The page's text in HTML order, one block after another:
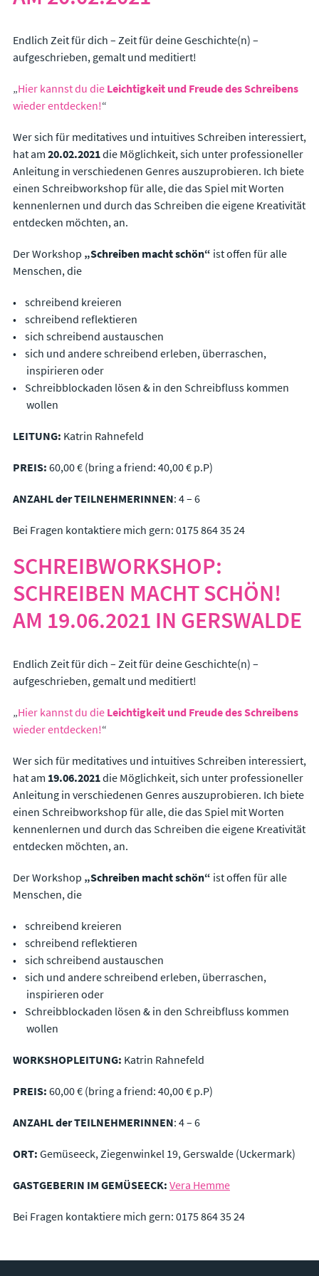
Emotionale Intelligenz
Resilienz und Zeit- und Selbstmanagement
KOSTEN & ABLAUF
BLOG
KONTAKT
IMPRESSUM
Endlich Zeit für dich – Zeit für deine Geschichte(n) –
aufgeschrieben, gemalt und meditiert!
„Hier kannst du die Leichtigkeit und Freude des Schreibens
wieder entdecken!“
Wer sich für meditatives und intuitives Schreiben interessiert,
hat am 20.02.2021die Möglichkeit, sich unter professioneller
Anleitung in verschiedenen Genres auszuprobieren. Ich biete
einen Schreibworkshop für alle, die das Spiel mit Worten
kennenlernen und durch das Schreiben die eigene Kreativität
entdecken möchten, an.
Der Workshop „Schreiben macht schön“ ist offen für alle
Menschen, die
schreibend kreieren
schreibend reflektieren
sich schreibend austauschen
sich und andere schreibend erleben, überraschen,
inspirieren oder
Schreibblockaden lösen & in den Schreibfluss kommen
wollen
LEITUNG: Katrin Rahnefeld
PREIS: 60,00 € (bring a friend: 40,00 € p.P)
ANZAHL der TEILNEHMERINNEN: 4 – 6
Bei Fragen kontaktiere mich gern: 0175 864 35 24
SCHREIBWORKSHOP:
SCHREIBEN MACHT SCHÖN!
AM 19.06.2021 IN GERSWALDE
Endlich Zeit für dich – Zeit für deine Geschichte(n) –
aufgeschrieben, gemalt und meditiert!
„Hier kannst du die Leichtigkeit und Freude des Schreibens
wieder entdecken!“
Wer sich für meditatives und intuitives Schreiben interessiert,
hat am 19.06.2021die Möglichkeit, sich unter professioneller
Anleitung in verschiedenen Genres auszuprobieren. Ich biete
einen Schreibworkshop für alle, die das Spiel mit Worten
kennenlernen und durch das Schreiben die eigene Kreativität
entdecken möchten, an.
Der Workshop „Schreiben macht schön“ ist offen für alle
Menschen, die
schreibend kreieren
schreibend reflektieren
sich schreibend austauschen
sich und andere schreibend erleben, überraschen,
inspirieren oder
Schreibblockaden lösen & in den Schreibfluss kommen
wollen
WORKSHOPLEITUNG: Katrin Rahnefeld
PREIS: 60,00 € (bring a friend: 40,00 € p.P)
ANZAHL der TEILNEHMERINNEN: 4 – 6
ORT: Gemüseeck, Ziegenwinkel 19, Gerswalde (Uckermark)
GASTGEBERIN IM GEMÜSEECK: Vera Hemme
Bei Fragen kontaktiere mich gern: 0175 864 35 24